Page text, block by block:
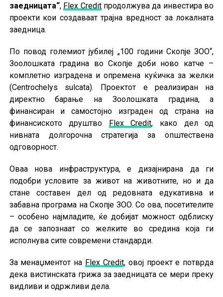
заедницата“, Flex Creditпродолжува да инвестира во
проекти кои создаваат трајна вредност за локалната
заедница.
По повод големиот јубилеј „100 години Скопје ЗОО“,
Зоолошката градина во Скопје доби ново катче –
комплетно изградена и опремена куќичка за желки
(Centrochelys sulcata). Проектот е реализиран на
директно барање на Зоолошката градина, а
финансиран и самостојно изграден од страна на
финансиското друштво Flex Credit, како дел од
нивната долгорочна стратегија за општествена
одговорност.
Оваа нова инфраструктура, е дизајнирана да ги
подобри условите за живот на животните, но и да
стане составен дел од редовната едукативна и
забавна програма на Скопје ЗОО. Со ова, посетителите
– особено најмладите, ќе добијат можност одблиску
да се запознаат со желките во средина која ги
исполнува сите современи стандарди.
За менаџментот на Flex Credit, овој проект е потврда
дека вистинската грижа за заедницата се мери преку
видливи и одржливи дела.